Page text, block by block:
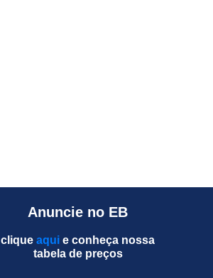
Anuncie no EB
clique aqui e conheça nossa
tabela de preços